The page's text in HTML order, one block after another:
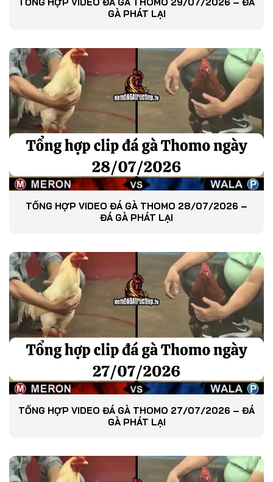
TỔNG HỢP VIDEO ĐÁ GÀ THOMO 29/07/2026 – ĐÁ
GÀ PHÁT LẠI
TỔNG HỢP VIDEO ĐÁ GÀ THOMO 28/07/2026 –
ĐÁ GÀ PHÁT LẠI
TỔNG HỢP VIDEO ĐÁ GÀ THOMO 27/07/2026 – ĐÁ
GÀ PHÁT LẠI